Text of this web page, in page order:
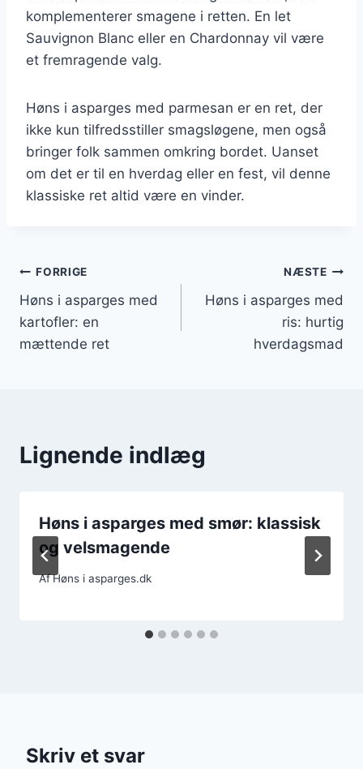
komplementerer smagene i retten. En let
Sauvignon Blanc eller en Chardonnay vil være
et fremragende valg.
Høns i asparges med parmesan er en ret, der
ikke kun tilfredsstiller smagsløgene, men også
bringer folk sammen omkring bordet. Uanset
om det er til en hverdag eller en fest, vil denne
klassiske ret altid være en vinder.
Indlægsnavigation
FORRIGE
Høns i asparges med
kartofler: en
mættende ret
NÆSTE
Høns i asparges med
ris: hurtig
hverdagsmad
Lignende indlæg
Høns i asparges med smør: klassisk
og velsmagende
AfHøns i asparges.dk
Skriv et svar